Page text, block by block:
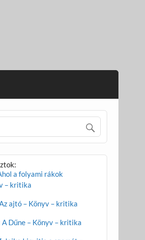
a folyami rákok
– kritika
ajtó – Könyv – kritika
Dűne – Könyv – kritika